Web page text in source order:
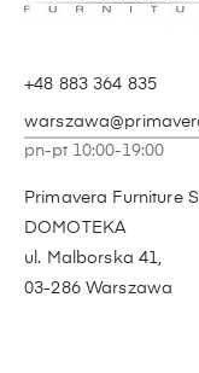
+48 883 364 835
pn-pt 10:00-19:00
Primavera Furniture
DOMOTEKA
ul. Malborska 41,
03-286 Warszawa